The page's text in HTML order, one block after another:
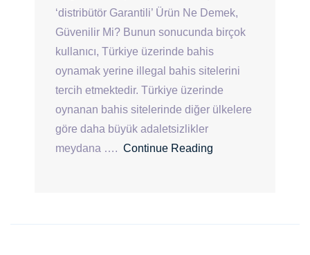
‘distribütör Garantili’ Ürün Ne Demek,
Güvenilir Mi? Bunun sonucunda birçok
kullanıcı, Türkiye üzerinde bahis
oynamak yerine illegal bahis sitelerini
tercih etmektedir. Türkiye üzerinde
oynanan bahis sitelerinde diğer ülkelere
göre daha büyük adaletsizlikler
meydana …. Continue Reading